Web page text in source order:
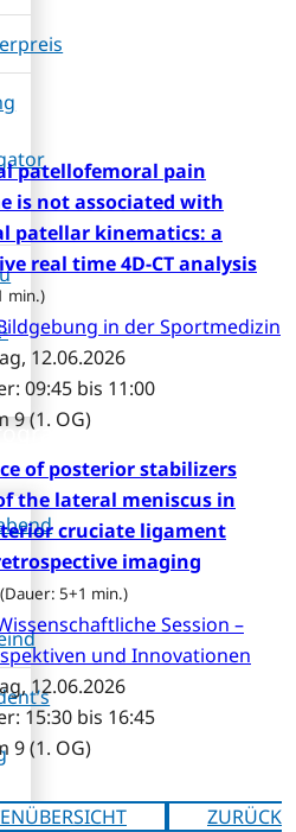
patellofemoral pain
is not associated with
patellar kinematics: a
real time 4D-CT analysis
min.)
in der Sportmedizin
12.06.2026
09:45 bis 11:00
9 (1. OG)
of posterior stabilizers
the lateral meniscus in
cruciate ligament
imaging
(Dauer: 5+1 min.)
Session –
und Innovationen
12.06.2026
15:30 bis 16:45
9 (1. OG)
ZURÜCK